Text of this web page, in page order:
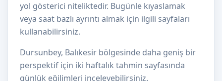
yol gösterici niteliktedir. Bugünle kıyaslamak
veya saat bazlı ayrıntı almak için ilgili sayfaları
kullanabilirsiniz.
Dursunbey, Balıkesir bölgesinde daha geniş bir
perspektif için iki haftalık tahmin sayfasında
günlük eğilimleri inceleyebilirsiniz.